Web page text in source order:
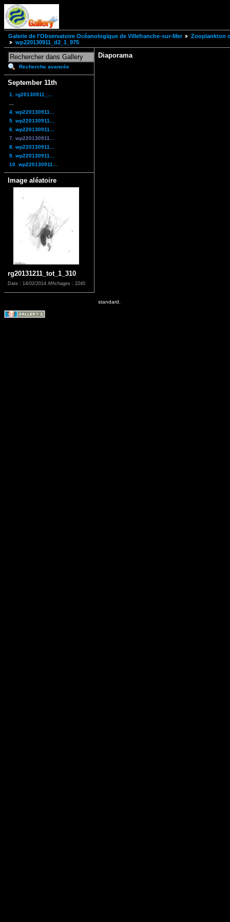
Galerie de l'Observatoire Océanologique de Villefranche-sur-Mer
Zooplankton
wp220130911_d2_1_975
Recherche avancée
September 11th
1. rg20130911_...
4. wp220130911...
5. wp220130911...
6. wp220130911...
7. wp220130911...
8. wp220130911...
9. wp220130911...
10. wp220130911...
Image aléatoire
rg20131211_tot_1_310
Date : 14/02/2014 Affichages : 2240
Diaporama
standard.